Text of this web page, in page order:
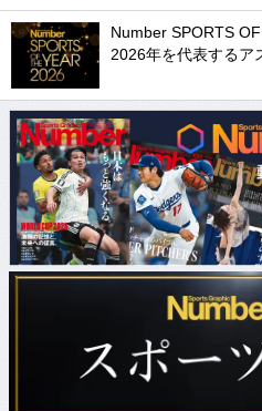
Number SPORTS
2026年を代表するア